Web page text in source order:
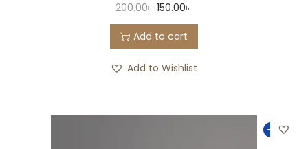
200.00৳ 150.00৳
Add to cart
Add to Wishlist
-33%